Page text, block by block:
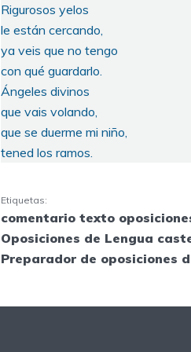
Rigurosos yelos
le están cercando,
ya veis que no tengo
con qué guardarlo.
Ángeles divinos
que vais volando,
que se duerme mi niño,
tened los ramos.
Etiquetas:
comentario texto
Oposiciones de Lengua
Preparador de oposiciones